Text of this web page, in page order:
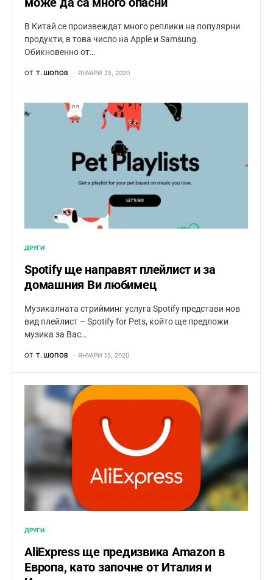
В Китай се произвеждат много реплики на популярни
продукти, в това число на Apple и Samsung.
Обикновенно от…
ОТ Т. ШОПОВ ЯНУАРИ 25, 2020
ДРУГИ
Spotify ще направят плейлист и за
домашния Ви любимец
Музикалната стрийминг услуга Spotify представи нов
вид плейлист – Spotify for Pets, който ще предложи
музика за Вас…
ОТ Т. ШОПОВ ЯНУАРИ 15, 2020
ДРУГИ
AliExpress ще предизвика Amazon в
Европа, като започне от Италия и